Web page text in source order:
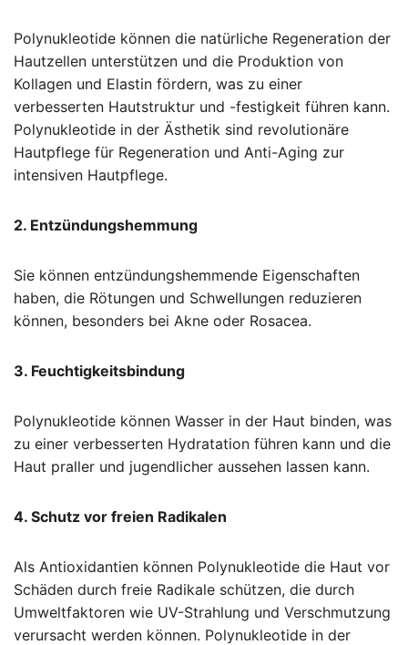
Polynukleotide können die natürliche Regeneration der
Hautzellen unterstützen und die Produktion von
Kollagen und Elastin fördern, was zu einer
verbesserten Hautstruktur und -festigkeit führen kann.
Polynukleotide in der Ästhetik sind revolutionäre
Hautpflege für Regeneration und Anti-Aging zur
intensiven Hautpflege.
2. Entzündungshemmung
Sie können entzündungshemmende Eigenschaften
haben, die Rötungen und Schwellungen reduzieren
können, besonders bei Akne oder Rosacea.
3. Feuchtigkeitsbindung
Polynukleotide können Wasser in der Haut binden, was
zu einer verbesserten Hydratation führen kann und die
Haut praller und jugendlicher aussehen lassen kann.
4. Schutz vor freien Radikalen
Als Antioxidantien können Polynukleotide die Haut vor
Schäden durch freie Radikale schützen, die durch
Umweltfaktoren wie UV-Strahlung und Verschmutzung
verursacht werden können. Polynukleotide in der